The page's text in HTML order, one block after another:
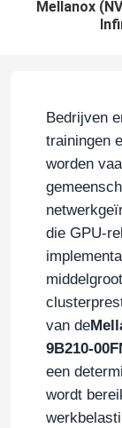
Mellanox
Bedrijven
trainingen
worden
die GPU-
van de
9B210-
een
wordt